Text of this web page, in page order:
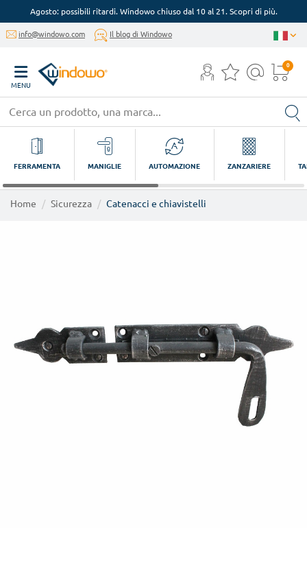
Agosto: possibili ritardi. Windowo chiuso dal 10 al 21. Scopri di più.
info@windowo.com Il blog di Windowo
MENU
0
FERRAMENTA MANIGLIE AUTOMAZIONE ZANZARIERE
Home Sicurezza Catenacci e chiavistelli